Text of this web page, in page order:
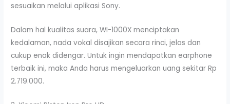
sesuaikan melalui aplikasi Sony.
Dalam hal kualitas suara, WI-1000X menciptakan
kedalaman, nada vokal disajikan secara rinci, jelas dan
cukup enak didengar. Untuk ingin mendapatkan earphone
terbaik ini, maka Anda harus mengeluarkan uang sekitar Rp
2.719.000.